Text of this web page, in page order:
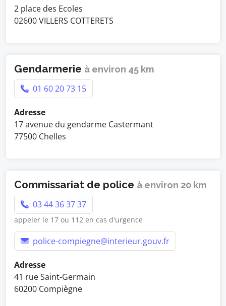
2 place des Ecoles
02600 VILLERS COTTERETS
Gendarmerie à environ 45 km
01 60 20 73 15
Adresse
17 avenue du gendarme Castermant
77500 Chelles
Commissariat de police à environ 20 km
03 44 36 37 37
appeler le 17 ou 112 en cas d'urgence
police-compiegne@interieur.gouv.fr
Adresse
41 rue Saint-Germain
60200 Compiègne